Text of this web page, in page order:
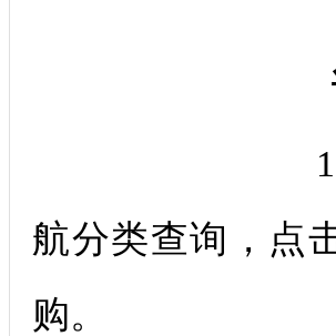
详细流
1、来到网
航分类查询，点
购。